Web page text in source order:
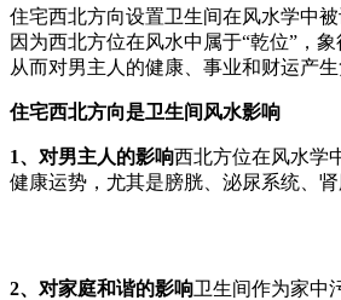
住宅西北方向设置卫生间在风水学中
因为西北方位在风水中属于“乾位”，
从而对男主人的健康、事业和财运产生
住宅西北方向是卫生间风水影响
1、对男主人的影响西北方位在风水学
健康运势，尤其是膀胱、泌尿系统、
2、对家庭和谐的影响卫生间作为家中